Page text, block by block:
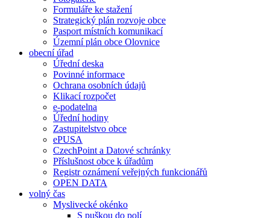
Formuláře ke stažení
Strategický plán rozvoje obce
Pasport místních komunikací
Územní plán obce Olovnice
obecní úřad
Úřední deska
Povinné informace
Ochrana osobních údajů
Klikací rozpočet
e-podatelna
Úřední hodiny
Zastupitelstvo obce
ePUSA
CzechPoint a Datové schránky
Příslušnost obce k úřadům
Registr oznámení veřejných funkcionářů
OPEN DATA
volný čas
Myslivecké okénko
S puškou do polí